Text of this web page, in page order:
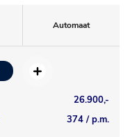
Automaat
26.900,-
374 / p.m.